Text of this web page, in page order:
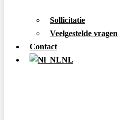
Sollicitatie
Veelgestelde vragen
Contact
NL